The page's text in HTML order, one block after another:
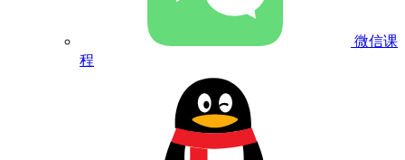
微信课
程